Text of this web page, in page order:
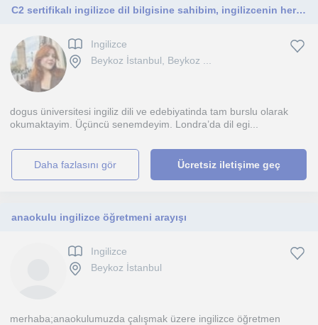
C2 sertifikalı ingilizce dil bilgisine sahibim, ingilizcenin her seviyesinde yardımcı olabilirim
Ingilizce
Beykoz İstanbul, Beykoz ...
dogus üniversitesi ingiliz dili ve edebiyatinda tam burslu olarak
okumaktayim. Üçüncü senemdeyim. Londra’da dil egi...
daha fazlasını gör Ücretsiz iletişime geç
anaokulu ingilizce öğretmeni arayışı
Ingilizce
Beykoz İstanbul
merhaba;anaokulumuzda çalışmak üzere ingilizce öğretmen